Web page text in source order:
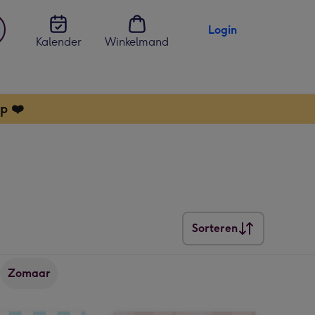
Kalender
Winkelmand
Login
❤️
Sorteren
Sorteren
Zomaar